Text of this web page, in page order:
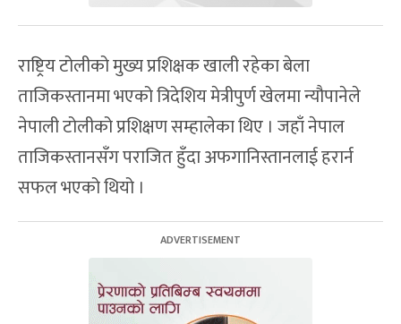
राष्ट्रिय टोलीको मुख्य प्रशिक्षक खाली रहेका बेला
ताजिकस्तानमा भएको त्रिदेशिय मेत्रीपुर्ण खेलमा न्यौपानेले
नेपाली टोलीको प्रशिक्षण सम्हालेका थिए । जहाँ नेपाल
ताजिकस्तानसँग पराजित हुँदा अफगानिस्तानलाई हरार्न
सफल भएको थियो ।